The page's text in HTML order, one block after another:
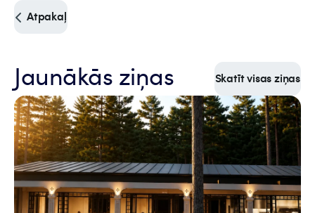
Atpakaļ
Jaunākās ziņas Skatīt visas ziņas